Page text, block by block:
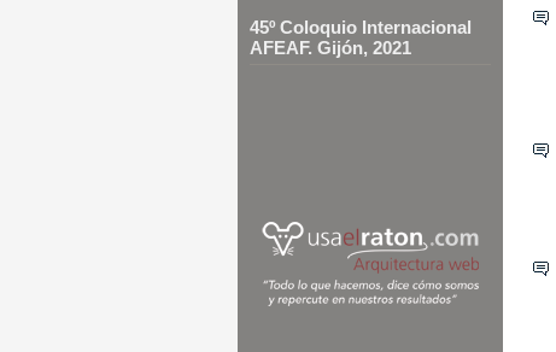
45º Coloquio Internacional
AFEAF. Gijón, 2021